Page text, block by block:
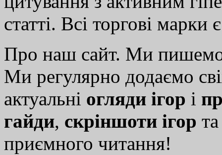
статті. Всі торгові марки
Про наш сайт. Ми
Ми регулярно додаємо
актуальні огляди ігор і
гайди, скріншоти ігор
приємного читання!